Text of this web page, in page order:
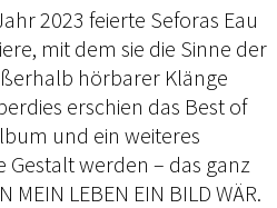
2023 feierte Seforas Eau
mit dem sie die Sinne der
hörbarer Klänge
erschien das Best of
und ein weiteres
werden – das ganz
LEBEN EIN BILD WÄR.